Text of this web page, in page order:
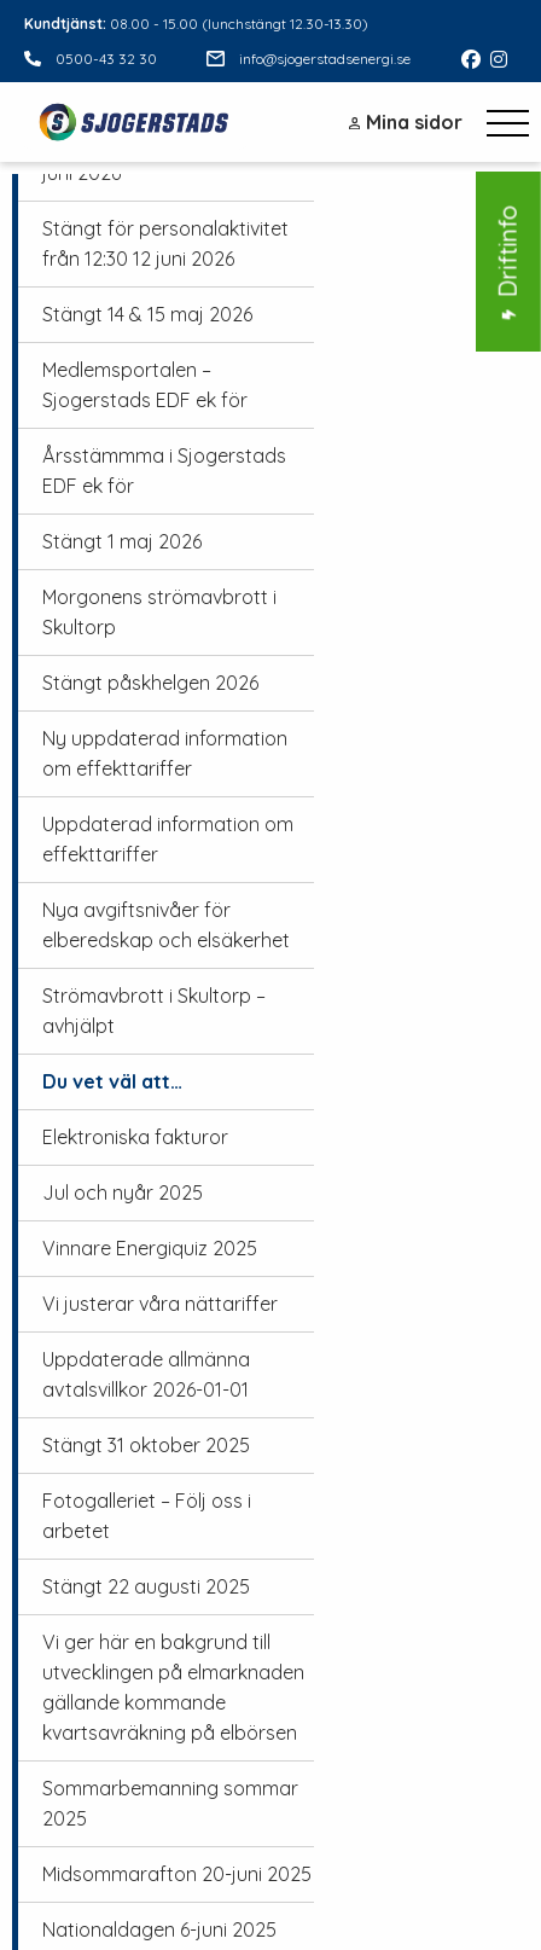
Driftinfo
Kundtjänst: 08.00 - 15.00 (lunchstängt 12.30-13.30)
0500-43 32 30
info@sjogerstadsenergi.se
Mina sidor
Sommar 2026
Stängt midsommarafton 19
juni 2026
Stängt för personalaktivitet
från 12:30 12 juni 2026
Stängt 14 & 15 maj 2026
Medlemsportalen –
Sjogerstads EDF ek för
Årsstämmma i Sjogerstads
EDF ek för
Stängt 1 maj 2026
Morgonens strömavbrott i
Skultorp
Stängt påskhelgen 2026
Ny uppdaterad information
om effekttariffer
Uppdaterad information om
effekttariffer
Nya avgiftsnivåer för
elberedskap och elsäkerhet
Strömavbrott i Skultorp –
avhjälpt
Du vet väl att…
Elektroniska fakturor
Jul och nyår 2025
Vinnare Energiquiz 2025
Vi justerar våra nättariffer
Uppdaterade allmänna
avtalsvillkor 2026-01-01
Stängt 31 oktober 2025
Fotogalleriet – Följ oss i
arbetet
Stängt 22 augusti 2025
Vi ger här en bakgrund till
utvecklingen på elmarknaden
gällande kommande
kvartsavräkning på elbörsen
Sommarbemanning sommar
2025
Midsommarafton 20-juni 2025
Nationaldagen 6-juni 2025